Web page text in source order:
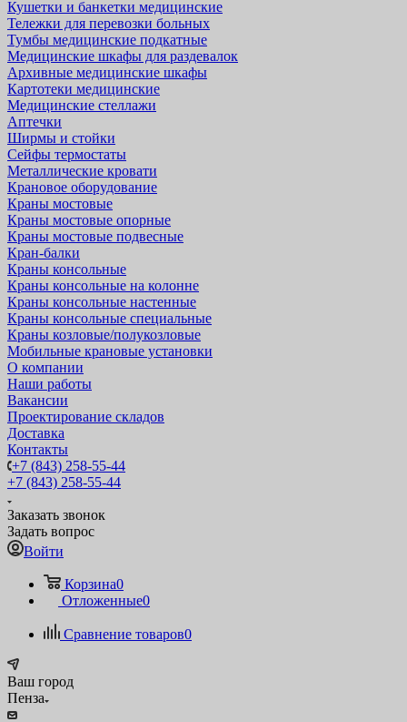
Кушетки и банкетки медицинские
Тележки для перевозки больных
Тумбы медицинские подкатные
Медицинские шкафы для раздевалок
Архивные медицинские шкафы
Картотеки медицинские
Медицинские стеллажи
Аптечки
Ширмы и стойки
Сейфы термостаты
Металлические кровати
Крановое оборудование
Краны мостовые
Краны мостовые опорные
Краны мостовые подвесные
Кран-балки
Краны консольные
Краны консольные на колонне
Краны консольные настенные
Краны консольные специальные
Краны козловые/полукозловые
Мобильные крановые установки
О компании
Наши работы
Вакансии
Проектирование складов
Доставка
Контакты
+7 (843) 258-55-44
+7 (843) 258-55-44
Заказать звонок
Задать вопрос
Войти
Корзина0
Отложенные0
Сравнение товаров0
Ваш город
Пенза